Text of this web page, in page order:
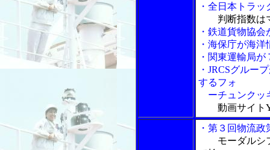
・全日本トラ
判断指数は
・鉄道貨物協
・海保庁が海
・関東運輸局
・JRCSグルー
するフォ
ーチュンクッ
動画サイト
・第３回物流
モーダルシ